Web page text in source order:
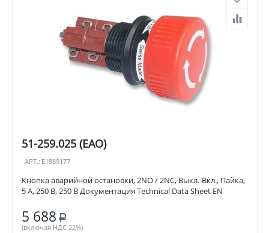
51-259.025 (EAO)
АРТ.: E1889177
Кнопка аварийной остановки, 2NO / 2NC, Выкл.-Вкл., Пайка,
5 А, 250 В, 250 В Документация Technical Data Sheet EN
5 688 Р
(включая НДС 22%)